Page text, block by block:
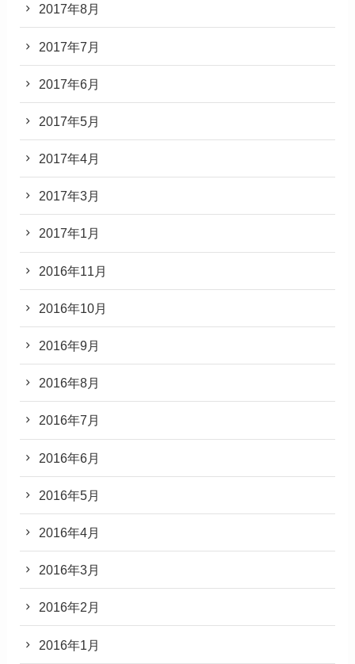
2017年8月
2017年7月
2017年6月
2017年5月
2017年4月
2017年3月
2017年1月
2016年11月
2016年10月
2016年9月
2016年8月
2016年7月
2016年6月
2016年5月
2016年4月
2016年3月
2016年2月
2016年1月